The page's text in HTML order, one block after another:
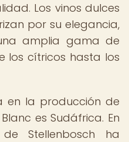
Los vinos dulces
por su elegancia,
amplia gama de
los cítricos hasta los
en la producción de
es Sudáfrica. En
Stellenbosch ha